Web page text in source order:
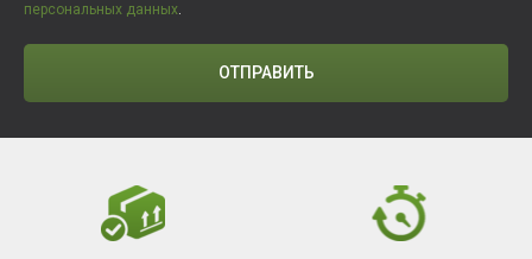
персональных данных.
ОТПРАВИТЬ